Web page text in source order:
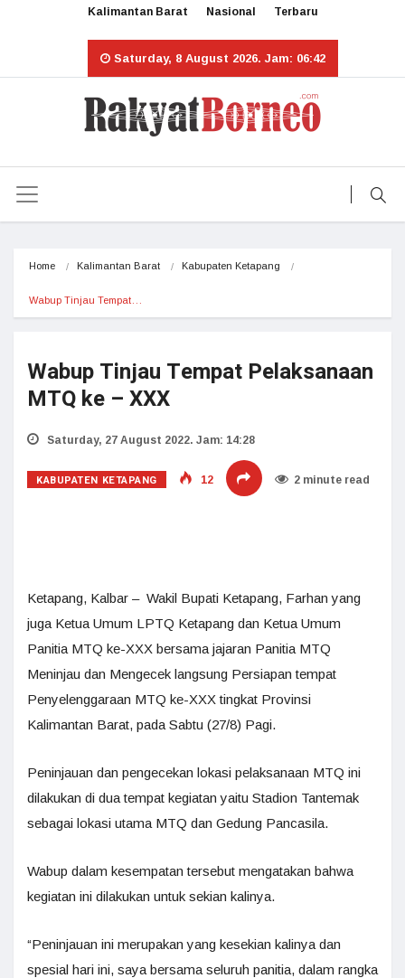
Kalimantan Barat Nasional Terbaru
Saturday, 8 August 2026. Jam: 06:42
Home Kalimantan Barat Kabupaten Ketapang
Wabup Tinjau Tempat…
Wabup Tinjau Tempat Pelaksanaan
MTQ ke – XXX
Saturday, 27 August 2022. Jam: 14:28
KABUPATEN KETAPANG 12 2 minute read
Ketapang, Kalbar – Wakil Bupati Ketapang, Farhan yang
juga Ketua Umum LPTQ Ketapang dan Ketua Umum
Panitia MTQ ke-XXX bersama jajaran Panitia MTQ
Meninjau dan Mengecek langsung Persiapan tempat
Penyelenggaraan MTQ ke-XXX tingkat Provinsi
Kalimantan Barat, pada Sabtu (27/8) Pagi.
Peninjauan dan pengecekan lokasi pelaksanaan MTQ ini
dilakukan di dua tempat kegiatan yaitu Stadion Tantemak
sebagai lokasi utama MTQ dan Gedung Pancasila.
Wabup dalam kesempatan tersebut mengatakan bahwa
kegiatan ini dilakukan untuk sekian kalinya.
“Peninjauan ini merupakan yang kesekian kalinya dan
spesial hari ini, saya bersama seluruh panitia, dalam rangka